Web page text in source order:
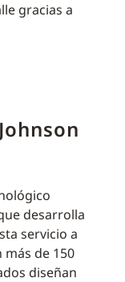
gracias a
desarrolla
servicio a
de 150
diseñan